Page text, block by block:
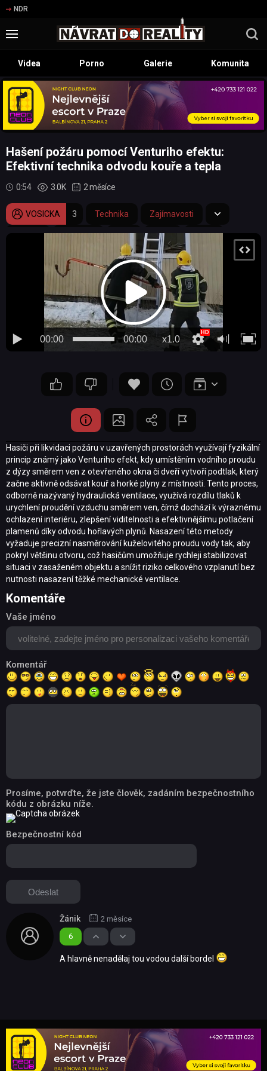
NDR
Videa Porno Galerie Komunita
Hašení požáru pomocí Venturiho efektu:
Efektivní technika odvodu kouře a tepla
0:54 3.0K 2 měsíce
VOSICKA 3 Technika Zajímavosti
Požáry plameny kouř oheň hasiči
00:00 x1.0
00:00
Hasiči při likvidaci požáru v uzavřených prostorách využívají fyzikální
princip známý jako Venturiho efekt, kdy umístěním vodního proudu
z dýzy směrem ven z otevřeného okna či dveří vytvoří podtlak, který
začne aktivně odsávat kouř a horké plyny z místnosti. Tento proces,
odborně nazývaný hydraulická ventilace, využívá rozdílu tlaků k
urychlení proudění vzduchu směrem ven, čímž dochází k výraznému
ochlazení interiéru, zlepšení viditelnosti a efektivnějšímu potlačení
plamenů díky odvodu hořlavých plynů. Nasazení této metody
vyžaduje precizní nasměrování kuželovitého proudu vody tak, aby
pokryl většinu otvoru, což hasičům umožňuje rychleji stabilizovat
situaci v zasaženém objektu a snížit riziko celkového vzplanutí bez
nutnosti nasazení těžké mechanické ventilace.
Komentáře
Vaše jméno
Komentář
Prosíme, potvrďte, že jste člověk, zadáním bezpečnostního
kódu z obrázku níže.
Bezpečnostní kód
6
Žánik 2 měsíce
A hlavně nenadělaj tou vodou další bordel